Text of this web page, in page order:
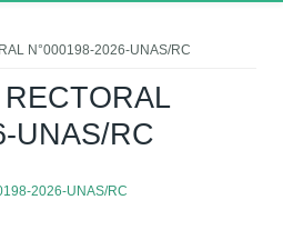
N°000198-2026-UNAS/RC
UNAS/RC
2026-UNAS/RC